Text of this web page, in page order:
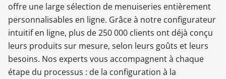
Portes d'entrée
Protections solaires
offre une large sélection de menuiseries entièrement
personnalisables en ligne. Grâce à notre configurateur
intuitif en ligne, plus de 250 000 clients ont déjà conçu
leurs produits sur mesure, selon leurs goûts et leurs
besoins. Nos experts vous accompagnent à chaque
étape du processus : de la configuration à la